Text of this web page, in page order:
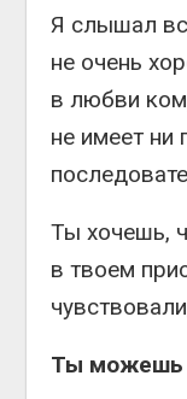
Я слышал
не очень
в любви
не имеет ни
Ты хочешь,
в твоем
Ты можешь